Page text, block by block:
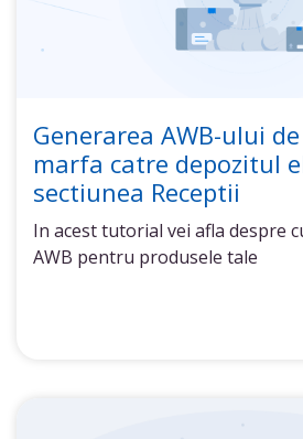
Generarea AWB-ului
marfa catre depozitul
sectiunea Receptii
In acest tutorial vei afla despre
AWB pentru produsele tale